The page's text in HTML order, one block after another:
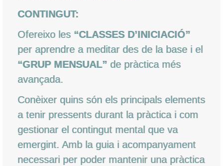
CONTINGUT:
Ofereixo les “CLASSES D’INICIACIÓ”
per aprendre a meditar des de la base i el
“GRUP MENSUAL” de pràctica més
avançada.
Conèixer quins són els principals elements
a tenir pressents durant la pràctica i com
gestionar el contingut mental que va
emergint. Amb la guia i acompanyament
necessari per poder mantenir una pràctica